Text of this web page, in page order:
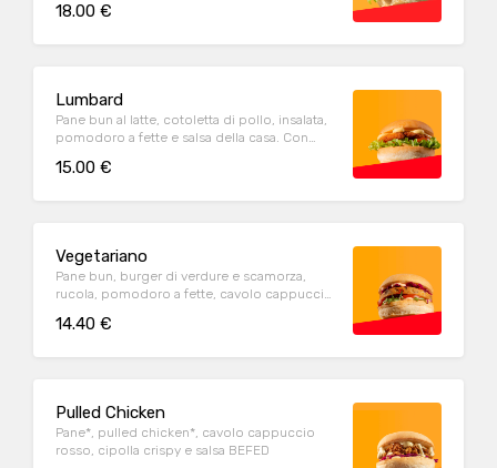
di patate fritte
18.00 €
Lumbard
Pane bun al latte, cotoletta di pollo, insalata,
pomodoro a fette e salsa della casa. Con
15.00 €
Vegetariano
Pane bun, burger di verdure e scamorza,
rucola, pomodoro a fette, cavolo cappuccio
fritte
14.40 €
Pulled Chicken
Pane*, pulled chicken*, cavolo cappuccio
rosso, cipolla crispy e salsa BEFED